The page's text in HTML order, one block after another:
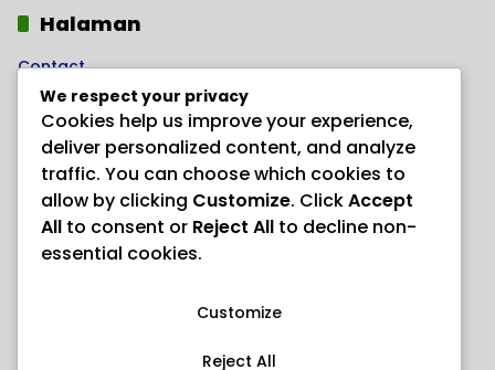
Halaman
Contact
Home
Kode Etik Jurnalistik
Pedoman Hak Jawab
Pedoman Media Siber
PRODUK HERBAL AJAIB “ANAYL STORE”
We respect your privacy
Cookies help us improve your experience,
deliver personalized content, and analyze
traffic. You can choose which cookies to
allow by clicking Customize. ClickAccept
All to consent or Reject All to decline non-
essential cookies.
Customize
Reject All